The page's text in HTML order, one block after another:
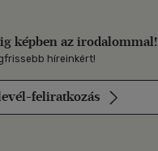
képben az irodalommal!
híreinkért!
feliratkozás